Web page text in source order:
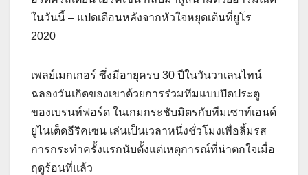
ในวันนี้ – แปดเดือนหลังจากหัวใจหยุดเต้นที่ยูโร
2020
เพลย์เมกเกอร์ ซึ่งมีอายุครบ 30 ปีในวันวาเลนไทน์
ฉลองวันเกิดของเขาด้วยการร่วมทีมแบบปิดประตู
ของเบรนท์ฟอร์ด ในเกมกระชับมิตรกับทีมเซาท์เอนด์
ยูไนเต็ดอีริคเซน เล่นเป็นเวลาหนึ่งชั่วโมงเพื่อลิ้มรส
การกระทำครั้งแรกนับตั้งแต่เหตุการณ์ที่น่าตกใจเมื่อ
ฤดูร้อนที่แล้ว